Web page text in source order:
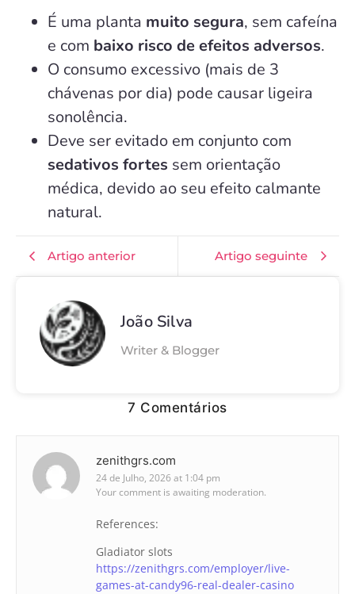
É uma planta muito segura, sem cafeína
e com baixo risco de efeitos adversos.
O consumo excessivo (mais de 3
chávenas por dia) pode causar ligeira
sonolência.
Deve ser evitado em conjunto com
sedativos fortes sem orientação
médica, devido ao seu efeito calmante
natural.
Artigo anterior Artigo seguinte
João Silva
Writer & Blogger
7 Comentários
zenithgrs.com
24 de Julho, 2026 at 1:04 pm
Your comment is awaiting moderation.
References:
Gladiator slots
https://zenithgrs.com/employer/live-
games-at-candy96-real-dealer-casino